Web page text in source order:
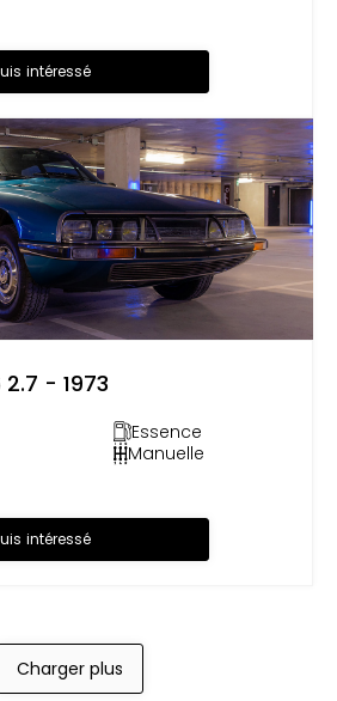
intéressé
- 1973
Essence
Manuelle
intéressé
Charger plus